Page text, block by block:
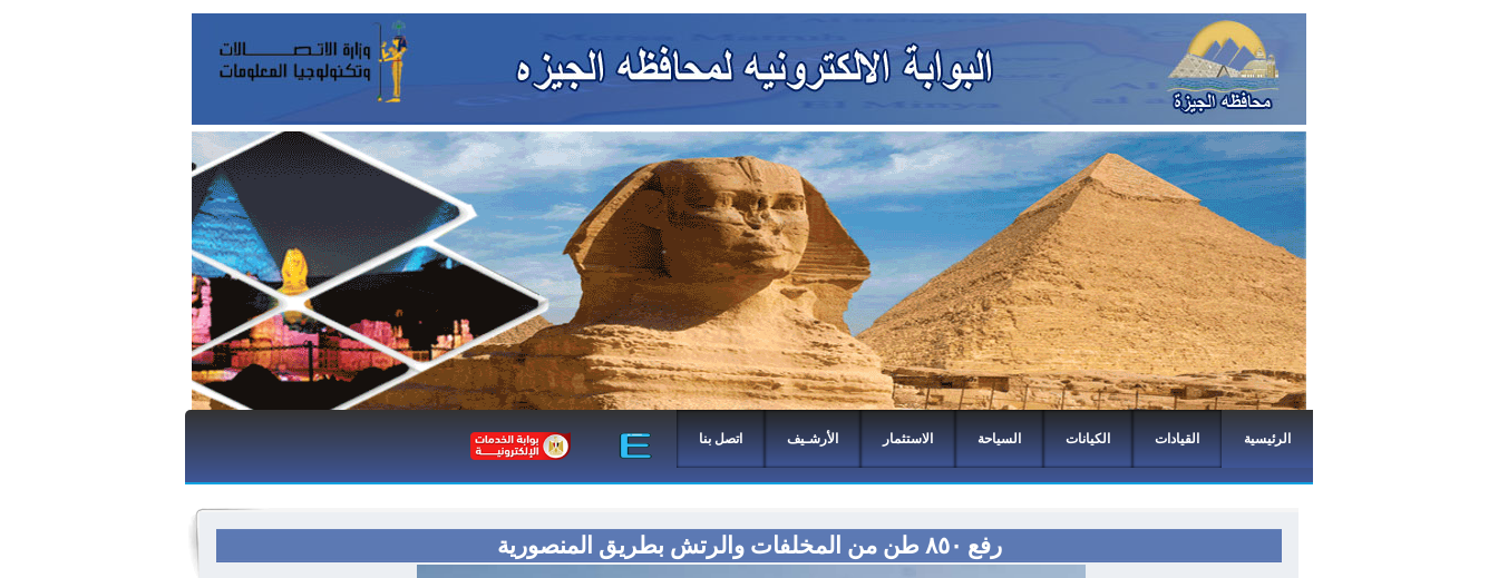
الرئيسية القيادات الكيانات السياحة الاستثمار الأرشـيف اتصل بنا
رفع ٨٥٠ طن من المخلفات والرتش بطريق المنصورية